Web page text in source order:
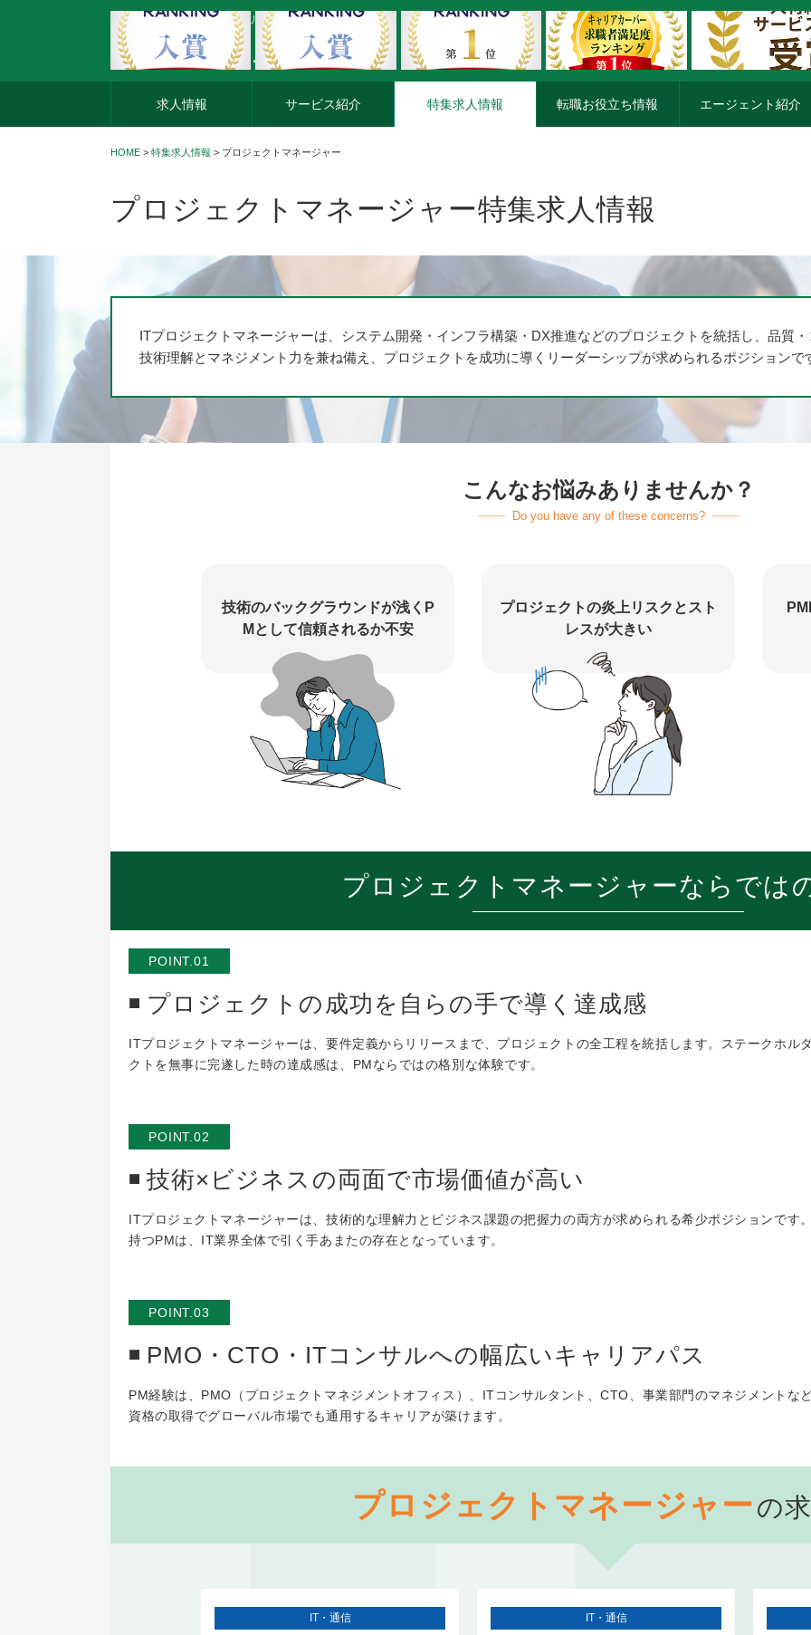
外資系企業の転職・キャリア転職ならアージスジャパン
求人情報 サービス紹介 特集求人情報 転職お役立ち情報 エージェント紹介
HOME > 特集求人情報 > プロジェクトマネージャー
プロジェクトマネージャー特集求人情報
ITプロジェクトマネージャーは、システム開発・インフラ構築・DX推進などのプロジェクトを統括し、品質
技術理解とマネジメント力を兼ね備え、プロジェクトを成功に導くリーダーシップが求められるポジションで
こんなお悩みありませんか？
Do you have any of these concerns?
技術のバックグラウンドが浅くP
Mとして信頼されるか不安
プロジェクトの炎上リスクとスト
レスが大きい
プロジェクトマネージャーならでは
POINT.01
プロジェクトの成功を自らの手で導く達成感
ITプロジェクトマネージャーは、要件定義からリリースまで、プロジェクトの全工程を統括します。ステークホル
クトを無事に完遂した時の達成感は、PMならではの格別な体験です。
POINT.02
技術×ビジネスの両面で市場価値が高い
ITプロジェクトマネージャーは、技術的な理解力とビジネス課題の把握力の両方が求められる希少ポジションです
持つPMは、IT業界全体で引く手あまたの存在となっています。
POINT.03
PMO・CTO・ITコンサルへの幅広いキャリアパス
PM経験は、PMO（プロジェクトマネジメントオフィス）、ITコンサルタント、CTO、事業部門のマネジメントな
資格の取得でグローバル市場でも通用するキャリアが築けます。
プロジェクトマネージャーの
IT・通信 IT・通信